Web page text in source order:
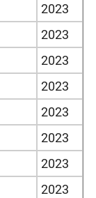
2023
2023
2023
2023
2023
2023
2023
2023